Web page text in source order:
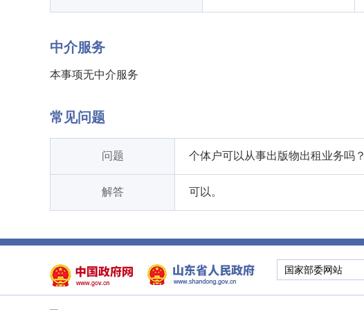
中介服务
本事项无中介服务
常见问题
问题 个体户可以从事出版物出租业务吗？
解答 可以。
国家部委网站